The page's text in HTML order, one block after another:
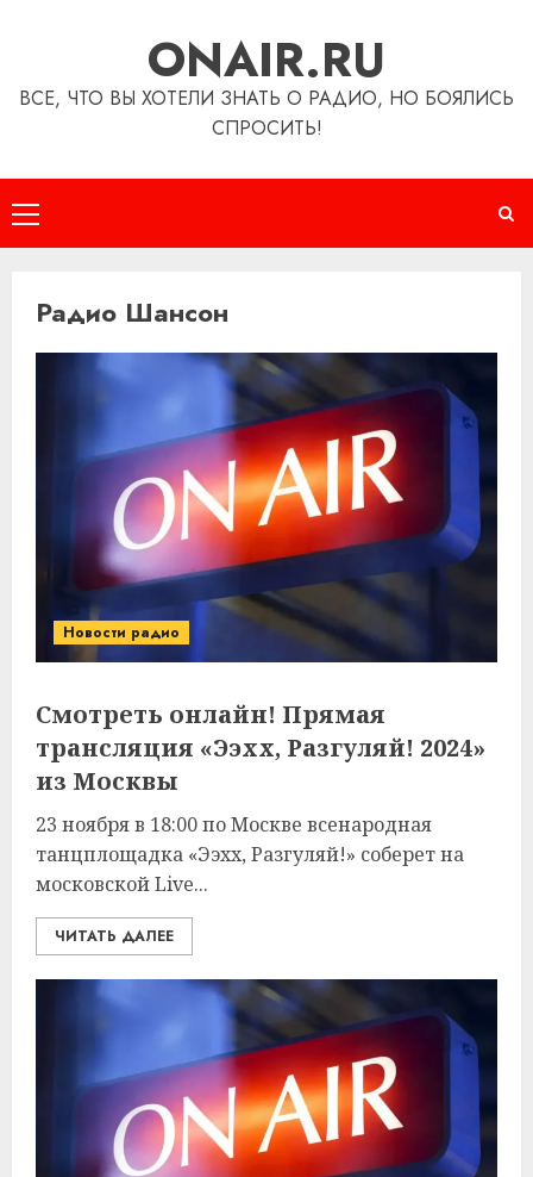
ONAIR.RU
ВСЕ, ЧТО ВЫ ХОТЕЛИ ЗНАТЬ О РАДИО, НО БОЯЛИСЬ
СПРОСИТЬ!
Основное
меню
Радио Шансон
Новости радио
Смотреть онлайн! Прямая
трансляция «Ээхх, Разгуляй! 2024»
из Москвы
23 ноября в 18:00 по Москве всенародная
танцплощадка «Ээхх, Разгуляй!» соберет на
московской Live...
ЧИТАТЬ ДАЛЕЕ